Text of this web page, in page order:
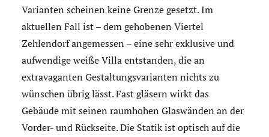
Varianten scheinen keine Grenze gesetzt. Im
aktuellen Fall ist – dem gehobenen Viertel
Zehlendorf angemessen – eine sehr exklusive und
aufwendige weiße Villa entstanden, die an
extravaganten Gestaltungsvarianten nichts zu
wünschen übrig lässt. Fast gläsern wirkt das
Gebäude mit seinen raumhohen Glaswänden an der
Vorder- und Rückseite. Die Statik ist optisch auf die